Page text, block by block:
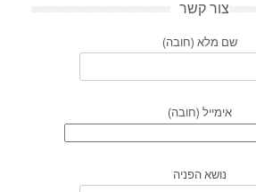
צור קשר
שם מלא (חובה)
אימייל (חובה)
נושא הפניה